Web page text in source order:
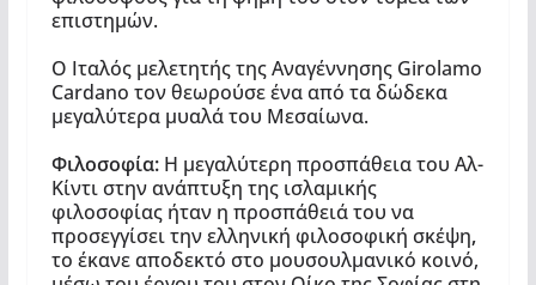
επιστημών.
Ο Ιταλός μελετητής της Αναγέννησης Girolamo
Cardano τον θεωρούσε ένα από τα δώδεκα
μεγαλύτερα μυαλά του Μεσαίωνα.
Φιλοσοφία:Η μεγαλύτερη προσπάθεια του Αλ-
Κίντι στην ανάπτυξη της ισλαμικής
φιλοσοφίας ήταν η προσπάθειά του να
προσεγγίσει την ελληνική φιλοσοφική σκέψη,
το έκανε αποδεκτό στο μουσουλμανικό κοινό,